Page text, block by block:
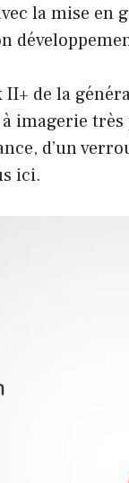
la mise
de la
imagerie
d’un
ici.